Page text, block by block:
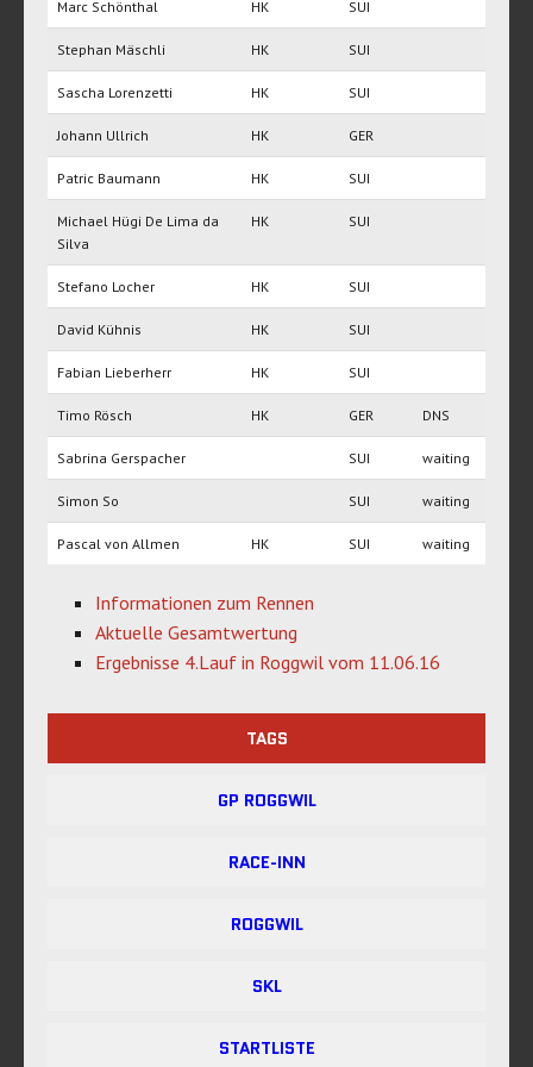
Marc Schönthal HK SUI
Stephan Mäschli HK SUI
Sascha Lorenzetti HK SUI
Johann Ullrich HK GER
Patric Baumann HK SUI
Michael Hügi De Lima da
Silva
HK SUI
Stefano Locher HK SUI
David Kühnis HK SUI
Fabian Lieberherr HK SUI
Timo Rösch HK GER DNS
Sabrina Gerspacher SUI waiting
Simon So SUI waiting
Pascal von Allmen HK SUI waiting
Informationen zum Rennen
Aktuelle Gesamtwertung
Ergebnisse 4.Lauf in Roggwil vom 11.06.16
TAGS
GP ROGGWIL
RACE-INN
ROGGWIL
SKL
STARTLISTE